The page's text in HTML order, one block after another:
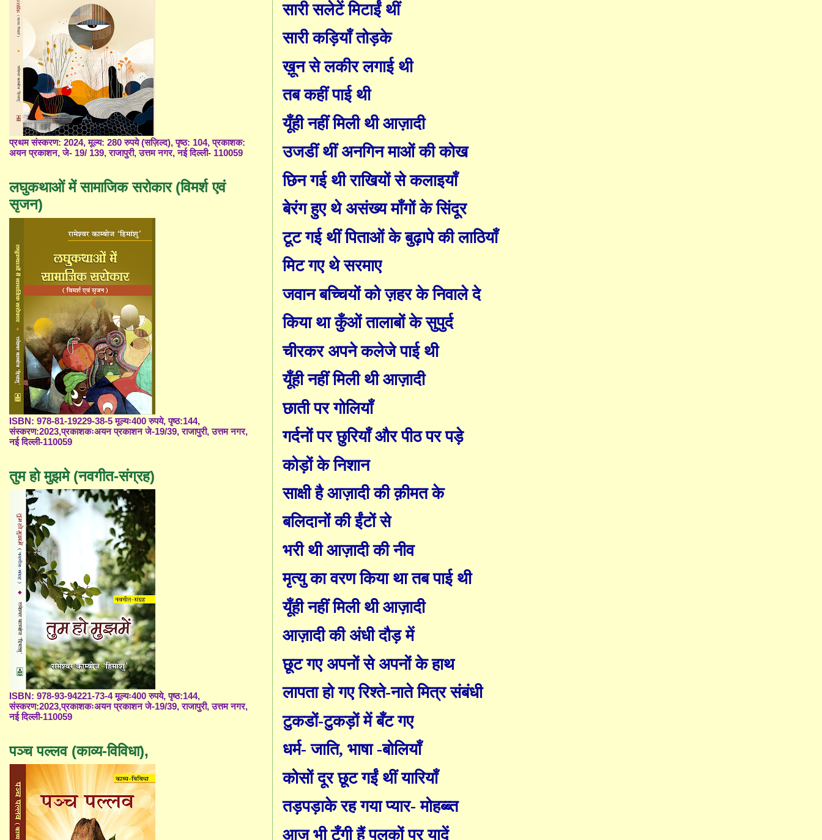
सारी सलेटें मिटाईं थीं
सारी कड़ियाँ तोड़के
ख़ून से लकीर लगाई थी
तब कहीं पाई थी
यूँही नहीं मिली थी आज़ादी
उजडीं थीं अनगिन माओं की कोख
छिन गई थी राखियों से कलाइयाँ
बेरंग हुए थे असंख्य माँगों के सिंदूर
टूट गई थीं पिताओं के बुढ़ापे की लाठियाँ
मिट गए थे सरमाए
जवान बच्चियों को ज़हर के निवाले दे
किया थाकुँओं तालाबों के सुपुर्द
चीरकर अपने कलेजे पाई थी
यूँही नहीं मिली थी आज़ादी
छाती पर गोलियाँ
गर्दनों पर छुरियाँ और पीठ पर पड़े
कोड़ों के निशान
साक्षी है आज़ादी की क़ीमत के
बलिदानों की ईंटों से
भरी थी आज़ादी की नीव
मृत्यु का वरण किया था तब पाई थी
यूँही नहीं मिली थी आज़ादी
आज़ादी की अंधी दौड़ में
छूट गए अपनों से अपनों के हाथ
लापता हो गए रिश्ते-नाते मित्र संबंधी
टुकडों-टुकड़ों में बँट गए
धर्म- जाति, भाषा -बोलियाँ
कोसों दूर छूट गईं थीं यारियाँ
तड़पड़ाकेरह गया प्यार- मोहब्ब्त
आज भी टँगी हैं पलकों पर यादें
प्रथम संस्करण: 2024, मूल्य: 280 रुपये (सज़िल्द), पृष्ठ: 104, प्रकाशक:
अयन प्रकाशन, जे- 19/ 139, राजापुरी, उत्तम नगर, नई दिल्ली- 110059
लघुकथाओं में सामाजिक सरोकार (विमर्श एवं
सृजन)
ISBN: 978-81-19229-38-5 मूल्यः400 रुपये, पृष्ठ:144,
संस्करण:2023,प्रकाशकःअयन प्रकाशन जे-19/39, राजापुरी, उत्तम नगर,
नई दिल्ली-110059
तुम हो मुझमे (नवगीत-संग्रह)
ISBN: 978-93-94221-73-4 मूल्यः400 रुपये, पृष्ठ:144,
संस्करण:2023,प्रकाशकःअयन प्रकाशन जे-19/39, राजापुरी, उत्तम नगर,
नई दिल्ली-110059
पञ्च पल्लव (काव्य-विविधा),